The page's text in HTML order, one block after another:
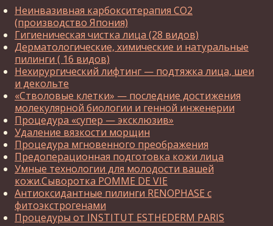
Неинвазивная карбокситерапия СО2
(производство Япония)
Гигиеническая чистка лица (28 видов)
Дерматологические, химические и натуральные
пилинги ( 16 видов)
Нехирургический лифтинг — подтяжка лица, шеи
и декольте
«Стволовые клетки» — последние достижения
молекулярной биологии и генной инженерии
Процедура «супер — эксклюзив»
Удаление вязкости морщин
Процедура мгновенного преображения
Предоперационная подготовка кожи лица
Умные технологии для молодости вашей
кожи.Сыворотка POMME DE VIE
Антиоксидантные пилинги RENOPHASE с
фитоэкстрогенами
Процедуры от INSTITUT ESTHEDERM PARIS